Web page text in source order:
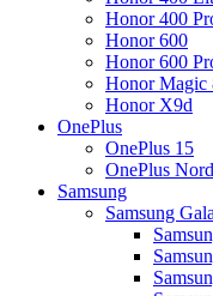
Honor 400
Honor 600
Honor 600
Honor Magic
Honor X9d
OnePlus
OnePlus 15
OnePlus Nord
Samsung
Samsung